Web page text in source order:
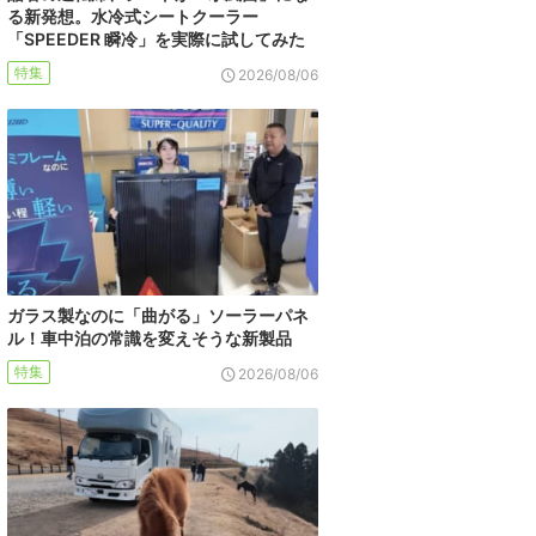
る新発想。水冷式シートクーラー
「SPEEDER 瞬冷」を実際に試してみた
特集 2026/08/06
ガラス製なのに「曲がる」ソーラーパネ
ル！車中泊の常識を変えそうな新製品
特集 2026/08/06